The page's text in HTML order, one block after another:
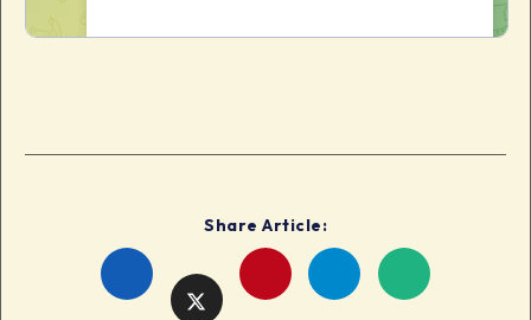
Share Article:
Share
Share
Share
Share